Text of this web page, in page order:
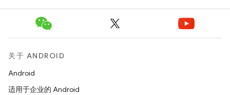
关于 ANDROID
Android
适用于企业的 Android